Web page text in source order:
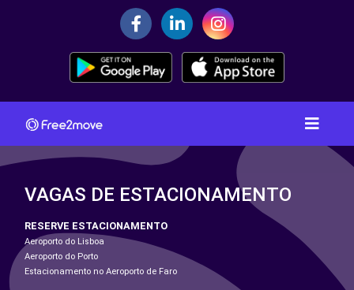
VAGAS DE ESTACIONAMENTO
RESERVE ESTACIONAMENTO
Aeroporto do Lisboa
Aeroporto do Porto
Estacionamento no Aeroporto de Faro